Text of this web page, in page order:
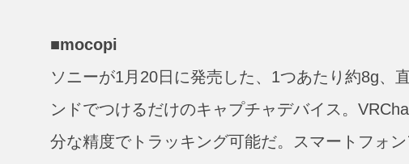
■mocopi
ソニーが1月20日に発売した、1つあたり約8g、
ンドでつけるだけのキャプチャデバイス。
分な精度でトラッキング可能だ。スマートフォ